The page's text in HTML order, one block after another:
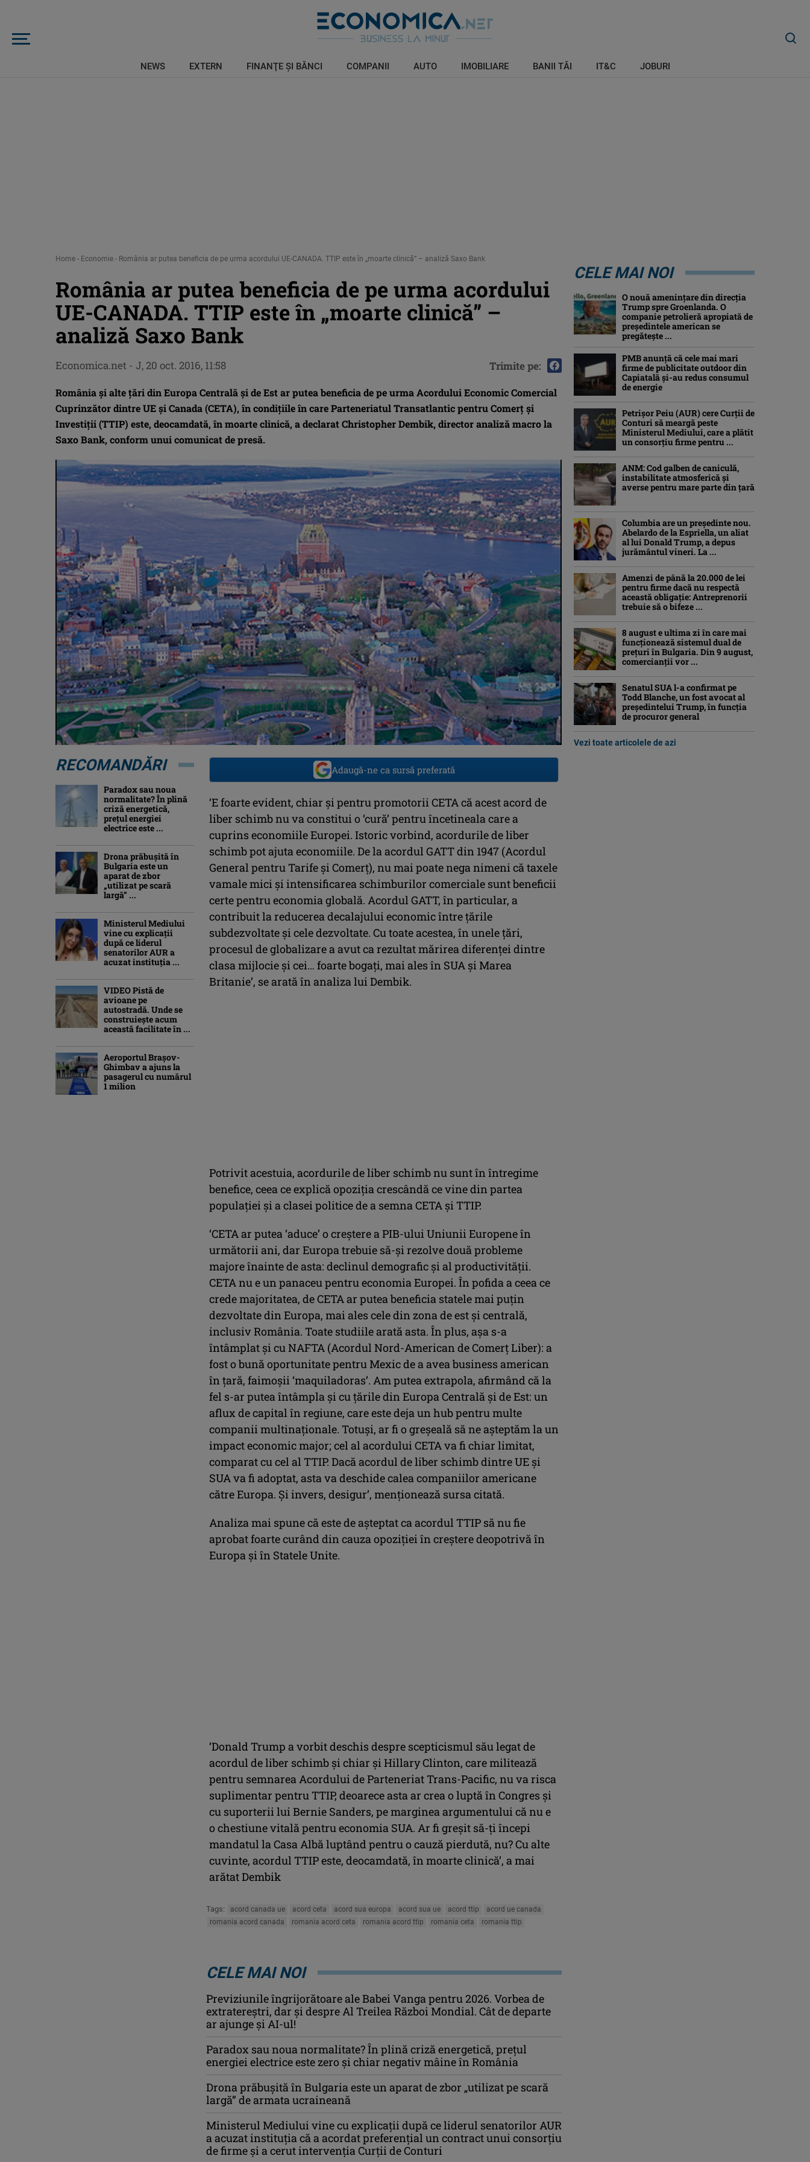
NEWS EXTERN FINANŢE ŞI BĂNCI COMPANII AUTO IMOBILIARE BANII TĂI IT&C JOBURI
Home - Economie - România ar putea beneficia de pe urma acordului UE-CANADA. TTIP este în „moarte clinică” – analiză Saxo Bank
România ar putea beneficia de pe urma acordului
UE-CANADA. TTIP este în „moarte clinică” –
analiză Saxo Bank
România şi alte ţări din Europa Centrală şi de Est ar putea beneficia de pe urma Acordului Economic Comercial
Cuprinzător dintre UE şi Canada (CETA), în condiţiile în care Parteneriatul Transatlantic pentru Comerţ şi
Investiţii (TTIP) este, deocamdată, în moarte clinică, a declarat Christopher Dembik, director analiză macro la
Saxo Bank, conform unui comunicat de presă.
Economica.net - J, 20 oct. 2016, 11:58 Trimite pe:
Adaugă-ne ca sursă preferată
‘E foarte evident, chiar şi pentru promotorii CETA că acest acord de
liber schimb nu va constitui o ‘cură’ pentru încetineala care a
cuprins economiile Europei. Istoric vorbind, acordurile de liber
schimb pot ajuta economiile. De la acordul GATT din 1947 (Acordul
General pentru Tarife şi Comerţ), nu mai poate nega nimeni că taxele
vamale mici şi intensificarea schimburilor comerciale sunt beneficii
certe pentru economia globală. Acordul GATT, în particular, a
contribuit la reducerea decalajului economic între ţările
subdezvoltate şi cele dezvoltate. Cu toate acestea, în unele ţări,
procesul de globalizare a avut ca rezultat mărirea diferenţei dintre
clasa mijlocie şi cei… foarte bogaţi, mai ales în SUA şi Marea
Britanie’, se arată în analiza lui Dembik.
Potrivit acestuia, acordurile de liber schimb nu sunt în întregime
benefice, ceea ce explică opoziţia crescândă ce vine din partea
populaţiei şi a clasei politice de a semna CETA şi TTIP.
‘CETA ar putea ‘aduce’ o creştere a PIB-ului Uniunii Europene în
următorii ani, dar Europa trebuie să-şi rezolve două probleme
majore înainte de asta: declinul demografic şi al productivităţii.
CETA nu e un panaceu pentru economia Europei. În pofida a ceea ce
crede majoritatea, de CETA ar putea beneficia statele mai puţin
dezvoltate din Europa, mai ales cele din zona de est şi centrală,
inclusiv România. Toate studiile arată asta. În plus, aşa s-a
întâmplat şi cu NAFTA (Acordul Nord-American de Comerţ Liber): a
fost o bună oportunitate pentru Mexic de a avea business american
în ţară, faimoşii ‘maquiladoras’. Am putea extrapola, afirmând că la
fel s-ar putea întâmpla şi cu ţările din Europa Centrală şi de Est: un
aflux de capital în regiune, care este deja un hub pentru multe
companii multinaţionale. Totuşi, ar fi o greşeală să ne aşteptăm la un
impact economic major; cel al acordului CETA va fi chiar limitat,
comparat cu cel al TTIP. Dacă acordul de liber schimb dintre UE şi
SUA va fi adoptat, asta va deschide calea companiilor americane
către Europa. Şi invers, desigur’, menţionează sursa citată.
Analiza mai spune că este de aşteptat ca acordul TTIP să nu fie
aprobat foarte curând din cauza opoziţiei în creştere deopotrivă în
Europa şi în Statele Unite.
‘Donald Trump a vorbit deschis despre scepticismul său legat de
acordul de liber schimb şi chiar şi Hillary Clinton, care militează
pentru semnarea Acordului de Parteneriat Trans-Pacific, nu va risca
suplimentar pentru TTIP, deoarece asta ar crea o luptă în Congres şi
cu suporterii lui Bernie Sanders, pe marginea argumentului că nu e
o chestiune vitală pentru economia SUA. Ar fi greşit să-ţi începi
mandatul la Casa Albă luptând pentru o cauză pierdută, nu? Cu alte
cuvinte, acordul TTIP este, deocamdată, în moarte clinică’, a mai
arătat Dembik
Tags: acord canada ue acord ceta acord sua europa acord sua ue acord ttip
acord ue canada
romania acord canada
romania acord ceta romania acord ttip romania ceta romania ttip
CELE MAI NOI
Previziunile îngrijorătoare ale Babei Vanga pentru 2026. Vorbea de
extratereștri, dar și despre Al Treilea Război Mondial. Cât de departe
ar ajunge și AI-ul!
Paradox sau noua normalitate? În plină criză energetică, prețul
energiei electrice este zero și chiar negativ mâine în România
Drona prăbuşită în Bulgaria este un aparat de zbor „utilizat pe scară
largă” de armata ucraineană
Ministerul Mediului vine cu explicații după ce liderul senatorilor AUR
a acuzat instituția că a acordat preferențial un contract unui consorțiu
de firme și a cerut intervenția Curții de Conturi
RECOMANDĂRI
Paradox sau noua
normalitate? În plină
criză energetică,
prețul energiei
electrice este ...
Drona prăbuşită în
Bulgaria este un
aparat de zbor
„utilizat pe scară
largă” ...
Ministerul Mediului
vine cu explicații
după ce liderul
senatorilor AUR a
acuzat instituția ...
VIDEO Pistă de
avioane pe
autostradă. Unde se
construiește acum
această facilitate în ...
Aeroportul Brașov-
Ghimbav a ajuns la
pasagerul cu numărul
1 milion
CELE MAI NOI
O nouă amenințare din direcția
Trump spre Groenlanda. O
companie petrolieră apropiată de
președintele american se
pregătește ...
PMB anunță că cele mai mari
firme de publicitate outdoor din
Capiatală și-au redus consumul
de energie
Petrişor Peiu (AUR) cere Curții de
Conturi să meargă peste
Ministerul Mediului, care a plătit
un consorţiu firme pentru ...
ANM: Cod galben de caniculă,
instabilitate atmosferică și
averse pentru mare parte din țară
Columbia are un președinte nou.
Abelardo de la Espriella, un aliat
al lui Donald Trump, a depus
jurământul vineri. La ...
Amenzi de până la 20.000 de lei
pentru firme dacă nu respectă
această obligație: Antreprenorii
trebuie să o bifeze ...
8 august e ultima zi în care mai
funcționează sistemul dual de
prețuri în Bulgaria. Din 9 august,
comercianții vor ...
Senatul SUA l-a confirmat pe
Todd Blanche, un fost avocat al
președintelui Trump, în funcția
de procuror general
Vezi toate articolele de azi